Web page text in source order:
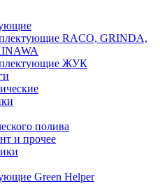
RACO, GRINDA,
ЖУК
полива
и прочее
Green Helper